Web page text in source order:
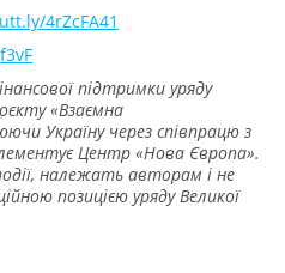
4rZcFA41
підтримки уряду
«Взаємна
Україну через співпрацю з
Центр «Нова Європа».
належать авторам і не
позицією уряду Великої